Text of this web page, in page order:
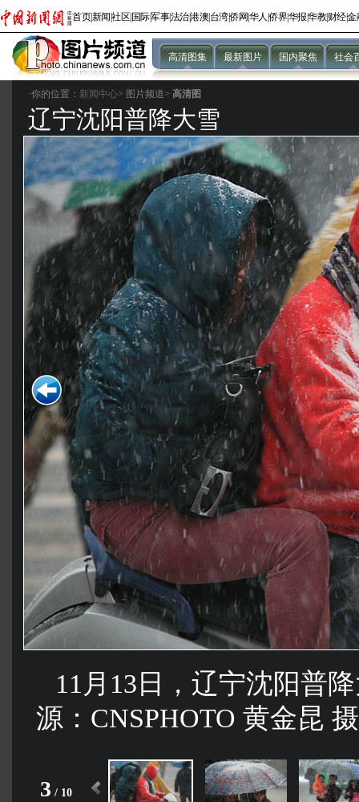
首页|新闻社区 国际|军事|法治|港澳 台湾|侨网 华人 侨界|华报华教|财经|金
高清图集 最新图片 国内聚焦 社会
·你的位置： 新闻中心> 图片频道> 高清图
辽宁沈阳普降大雪
11月13日，辽宁沈阳普
源：CNSPHOTO 黄金昆 摄
3 / 10